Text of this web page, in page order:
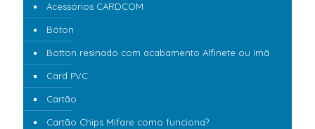
Acessórios CARDCOM
Bóton
Botton resinado com acabamento Alfinete ou Imã
Card PVC
Cartão
Cartão Chips Mifare como funciona?